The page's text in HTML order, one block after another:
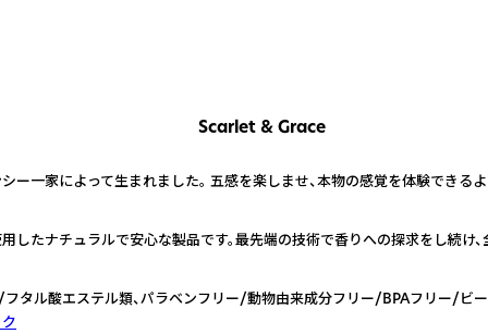
Scarlet & Grace
ー一家によって生まれました。 五感を楽しませ、本物の感覚を体験できる
たナチュラルで安心な製品です。最先端の技術で香りへの探求をし続け
タル酸エステル類、パラベンフリー/動物由来成分フリー/BPAフリー/ビ